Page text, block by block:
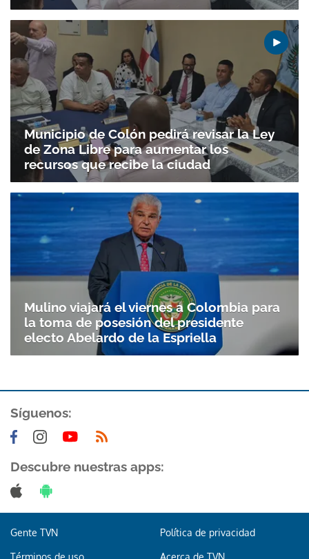
Municipio de Colón pedirá revisar la Ley
de Zona Libre para aumentar los
recursos que recibe la ciudad
Mulino viajará el viernes a Colombia para
la toma de posesión del presidente
electo Abelardo de la Espriella
Síguenos:
Descubre nuestras apps:
Gente TVN Política de privacidad
Términos de uso Acerca de TVN